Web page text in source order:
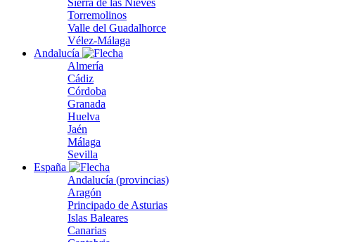
Sierra de las Nieves
Torremolinos
Valle del Guadalhorce
Vélez-Málaga
Andalucía
Almería
Cádiz
Córdoba
Granada
Huelva
Jaén
Málaga
Sevilla
España
Andalucía (provincias)
Aragón
Principado de Asturias
Islas Baleares
Canarias